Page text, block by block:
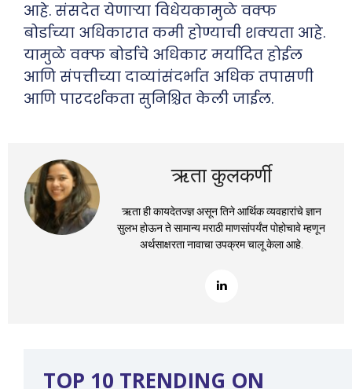
आहे. संसदेत येणाऱ्या विधेयकामुळे वक्फ
बोर्डाच्या अधिकारात कमी होण्याची शक्यता आहे.
यामुळे वक्फ बोर्डाचे अधिकार मर्यादित होईल
आणि संपत्तीच्या दाव्यांसंदर्भात अधिक तपासणी
आणि पारदर्शकता सुनिश्चित केली जाईल.
ऋता कुलकर्णी
ऋता ही कायदेतज्ज्ञ असून तिने आर्थिक व्यवहारांचे ज्ञान
सुलभ होऊन ते सामान्य मराठी माणसांपर्यंत पोहोचावे म्हणून
अर्थसाक्षरता नावाचा उपक्रम चालू केला आहे.
TOP 10 TRENDING ON